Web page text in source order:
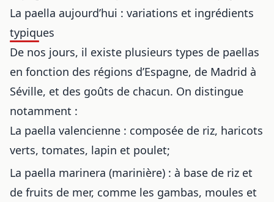
La paella aujourd’hui : variations et ingrédients
typiques
De nos jours, il existe plusieurs types de paellas
en fonction des régions d’Espagne, de Madrid à
Séville, et des goûts de chacun. On distingue
notamment :
La paella valencienne : composée de riz, haricots
verts, tomates, lapin et poulet;
La paella marinera (marinière) : à base de riz et
de fruits de mer, comme les gambas, moules et